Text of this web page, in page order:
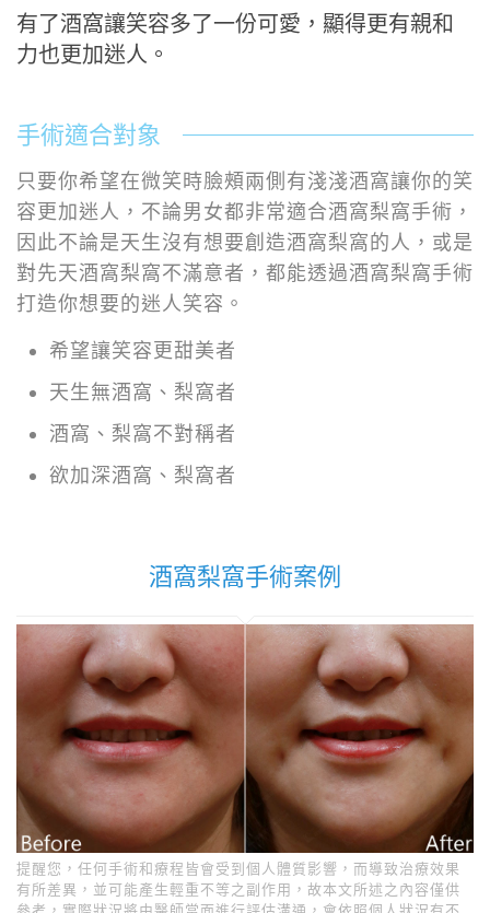
有了酒窩讓笑容多了一份可愛，顯得更有親和
力也更加迷人。
手術適合對象
只要你希望在微笑時臉頰兩側有淺淺酒窩讓你的笑
容更加迷人，不論男女都非常適合酒窩梨窩手術，
因此不論是天生沒有想要創造酒窩梨窩的人，或是
對先天酒窩梨窩不滿意者，都能透過酒窩梨窩手術
打造你想要的迷人笑容。
希望讓笑容更甜美者
天生無酒窩、梨窩者
酒窩、梨窩不對稱者
欲加深酒窩、梨窩者
酒窩梨窩手術案例
提醒您，任何手術和療程皆會受到個人體質影響，而導致治療效果
有所差異，並可能產生輕重不等之副作用，故本文所述之內容僅供